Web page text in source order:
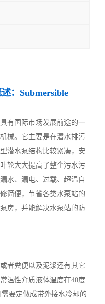
：Submersible
有国际市场发展前途的一
械。它主要是在潜水排污
潜水泵结构比较紧凑，安
轮大大提高了整个污水污
水、漏电、过载、超温自
简便，节省各类水泵站的
房，并能解决水泵站的防
者粪便以及泥浆还有其它
温性介质液体温度在40度
要定做成带外接水冷却的